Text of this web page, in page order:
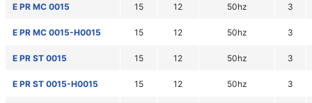
E PR MC 0015 15 12 50hz 3
E PR MC 0015-H0015 15 12 50hz 3
E PR ST 0015 15 12 50hz 3
E PR ST 0015-H0015 15 12 50hz 3